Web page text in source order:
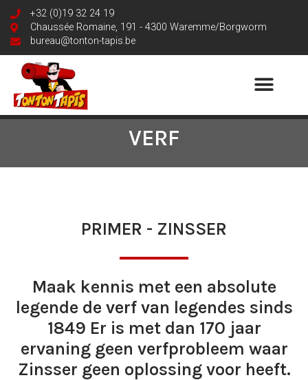
+32 (0)19 32 24 19
Chaussée Romaine, 191 - 4300 Waremme/Borgworm
bureau@tonton-tapis.be
VERF
PRIMER - ZINSSER
Maak kennis met een absolute
legende de verf van legendes sinds
1849 Er is met dan 170 jaar
ervaning geen verfprobleem waar
Zinsser geen oplossing voor heeft.